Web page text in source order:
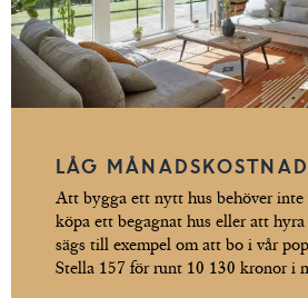
LÅG MÅNADSKOSTNAD
Att bygga ett nytt hus behöver inte
köpa ett begagnat hus eller att hyra
sägs till exempel om att bo i vår
Stella 157 för runt 10 130 kronor i